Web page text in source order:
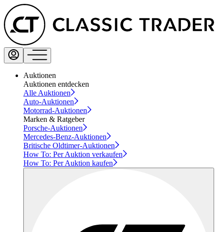
Auktionen
Auktionen entdecken
Alle Auktionen
Auto-Auktionen
Motorrad-Auktionen
Marken & Ratgeber
Porsche-Auktionen
Mercedes-Benz-Auktionen
Britische Oldtimer-Auktionen
How To: Per Auktion verkaufen
How To: Per Auktion kaufen